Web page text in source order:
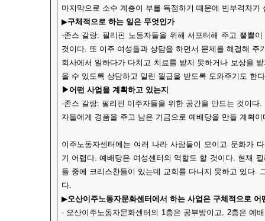
마지막으로 소수 계층이 부를 독점하기 때문에 빈부격차가
▶구체적으로 하는 일은 무엇인가
-존스 갈랑: 필리핀 노동자들을 위해 서포터해 주고 뿔뿔
것이다. 또 이주 여성들과 상담을 하면서 문제를 해결해 주
회사에서 일하다가 다치고 치료를 받지 못하거나 보상을
을 수 있도록 상담하고 밀린 월급을 받도록 도와주기도 한
▶어떤 사업을 계획하고 있는지
-존스 갈랑: 필리핀 이주자들을 위한 공간을 만드는 것이다
자들에게 경품을 주고 남은 기금으로 예배당을 만들 계획이
이주노동자센터에는 여러 나라 사람들이 모이고 문화가
기 어렵다. 예배당은 여성센터의 역할도 할 것이다. 현재
들 중에 크리스찬들이 있는데 교회를 다니지 못하고 있다.
다.
▶오산이주노동자문화센터에서 하는 사업은 구체적으로 어
- 오산이주노동자문화센터의 1층은 공부방이고, 2층은 예